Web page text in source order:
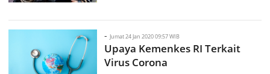
- Jumat 24 Jan 2020 09:57 WIB
Upaya Kemenkes RI Terkait
Virus Corona